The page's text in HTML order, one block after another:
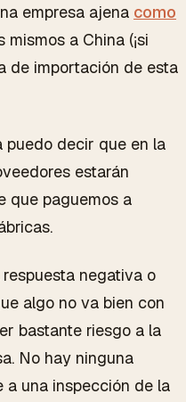
empresa ajena como
a China (¡si
de importación de esta
puedo decir que en la
estarán
que paguemos a
negativa o
algo no va bien con
bastante riesgo a la
No hay ninguna
a una inspección de la